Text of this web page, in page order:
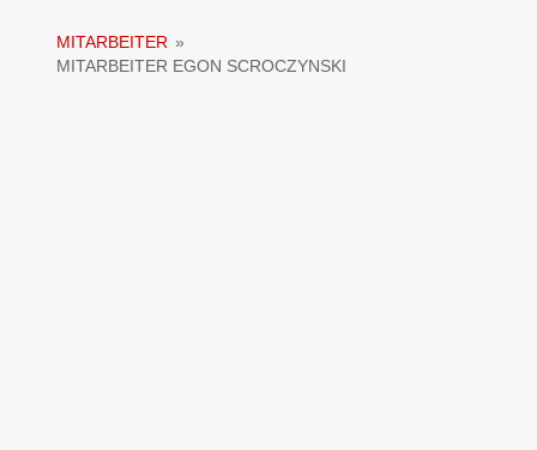
MITARBEITER »
MITARBEITER EGON SCROCZYNSKI